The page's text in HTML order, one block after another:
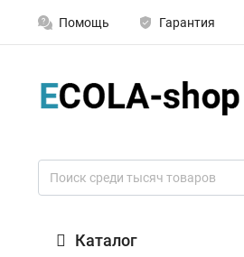
Помощь Гарантия
Каталог